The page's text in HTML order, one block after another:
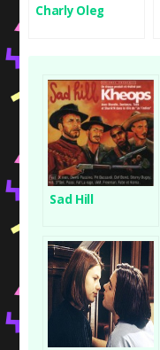
Charly Oleg
Sad Hill